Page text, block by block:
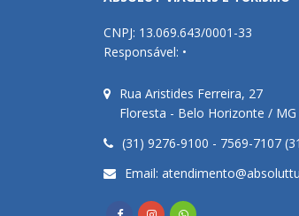
CNPJ: 13.069.643/0001-33
Responsável: •
Rua Aristides Ferreira, 27
Floresta - Belo Horizonte / MG
(31) 9276-9100 - 7569-7107
Email: